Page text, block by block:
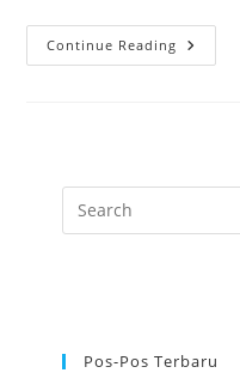
Continue Reading Nüwa:
Mitologi
Pos-Pos Terbaru